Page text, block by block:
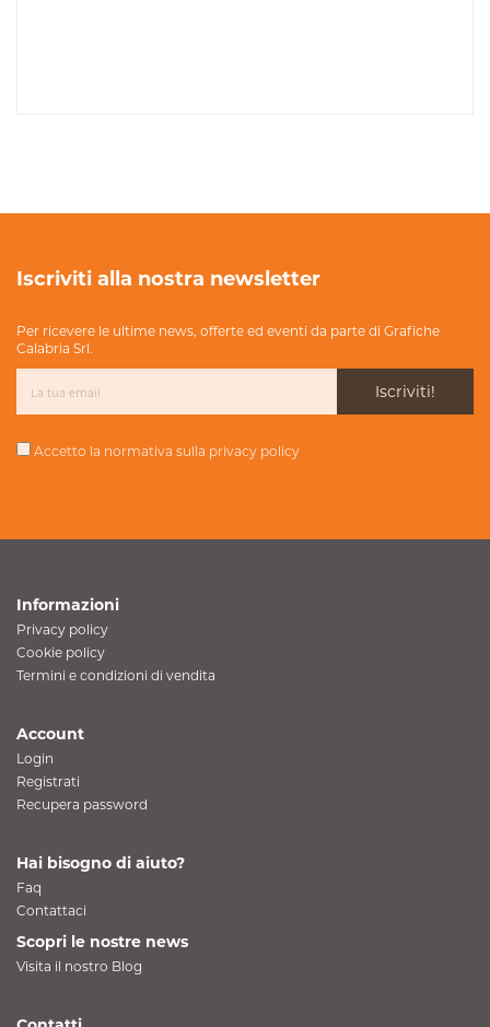
Iscriviti alla nostra newsletter
Per ricevere le ultime news, offerte ed eventi da parte di Grafiche
Calabria Srl.
Iscriviti!
Accetto la normativa sulla privacy policy
Informazioni
Privacy policy
Cookie policy
Termini e condizioni di vendita
Account
Login
Registrati
Recupera password
Hai bisogno di aiuto?
Faq
Contattaci
Scopri le nostre news
Visita il nostro Blog